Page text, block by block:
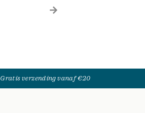
Gratis verzending vanaf €20